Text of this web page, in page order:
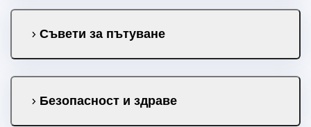
Съвети за пътуване
Безопасност и здраве